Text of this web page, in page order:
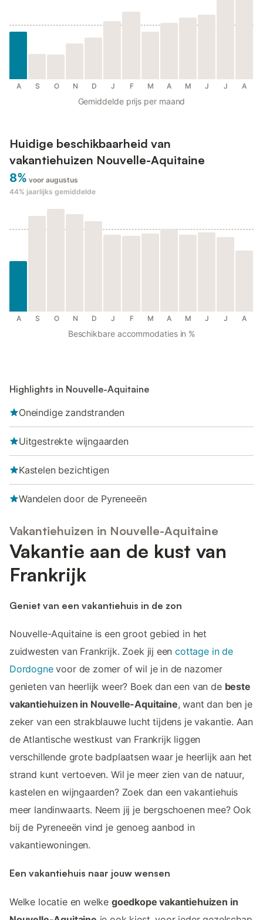
A S O N D J F M A M J J A
Gemiddelde prijs per maand
Huidige beschikbaarheid van
vakantiehuizen Nouvelle-Aquitaine
8% voor augustus
44% jaarlijks gemiddelde
A S O N D J F M A M J J A
Beschikbare accommodaties in %
Highlights in Nouvelle-Aquitaine
Oneindige zandstranden
Uitgestrekte wijngaarden
Kastelen bezichtigen
Wandelen door de Pyreneeën
Vakantiehuizen in Nouvelle-Aquitaine
Vakantie aan de kust van
Frankrijk
Geniet van een vakantiehuis in de zon
Nouvelle-Aquitaine is een groot gebied in het
zuidwesten van Frankrijk. Zoek jij eencottage in de
Dordognevoor de zomer of wil je in de nazomer
genieten van heerlijk weer? Boek dan een van de beste
vakantiehuizen in Nouvelle-Aquitaine, want dan ben je
zeker van een strakblauwe lucht tijdens je vakantie. Aan
de Atlantische westkust van Frankrijk liggen
verschillende grote badplaatsen waar je heerlijk aan het
strand kunt vertoeven. Wil je meer zien van de natuur,
kastelen en wijngaarden? Zoek dan een vakantiehuis
meer landinwaarts. Neem jij je bergschoenen mee? Ook
bij de Pyreneeën vind je genoeg aanbod in
vakantiewoningen.
Een vakantiehuis naar jouw wensen
Welke locatie en welke goedkope vakantiehuizen in